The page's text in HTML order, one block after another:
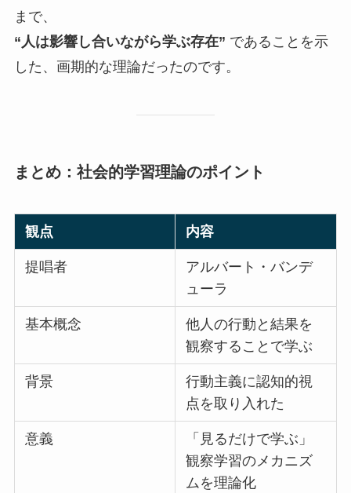
まで、
“人は影響し合いながら学ぶ存在” であることを示
した、画期的な理論だったのです。
まとめ：社会的学習理論のポイント
観点 内容
提唱者
アルバート・バンデ
ューラ
基本概念
他人の行動と結果を
観察することで学ぶ
背景
行動主義に認知的視
点を取り入れた
意義
「見るだけで学ぶ」
観察学習のメカニズ
ムを理論化